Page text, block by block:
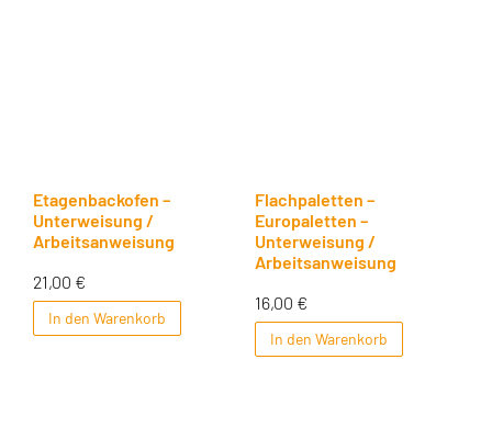
Etagenbackofen –
Unterweisung /
Arbeitsanweisung
21,00 €
In den Warenkorb
Flachpaletten –
Europaletten –
Unterweisung /
Arbeitsanweisung
16,00 €
In den Warenkorb